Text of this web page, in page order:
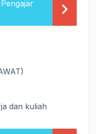
dan kuliah